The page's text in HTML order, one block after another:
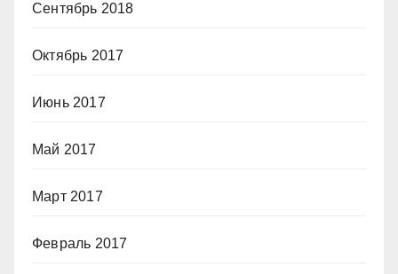
Сентябрь 2018
Октябрь 2017
Июнь 2017
Май 2017
Март 2017
Февраль 2017